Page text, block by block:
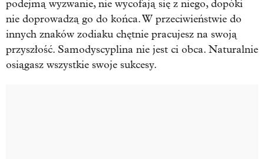
podejmą wyzwanie, nie wycofają się z niego, dopóki
nie doprowadzą go do końca. W przeciwieństwie do
innych znaków zodiaku chętnie pracujesz na swoją
przyszłość. Samodyscyplina nie jest ci obca. Naturalnie
osiągasz wszystkie swoje sukcesy.